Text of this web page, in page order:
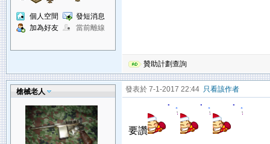
個人空間
發短消息
加為好友
當前離線
贊助計劃查詢
槍械老人 發表於 7-1-2017 22:44 只看該作者
要讚